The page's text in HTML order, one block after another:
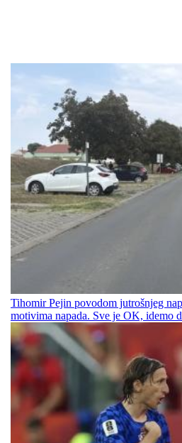
Tihomir Pejin povodom jutrošnjeg
motivima napada. Sve je OK, idemo